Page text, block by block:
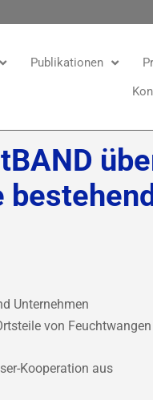
Publikationen
Unternehmen
von
Kooperation aus